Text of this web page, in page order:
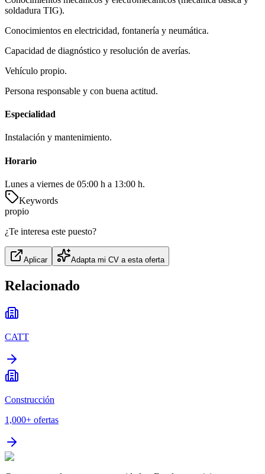
soldadura TIG).
Conocimientos en electricidad, fontanería y neumática.
Capacidad de diagnóstico y resolución de averías.
Vehículo propio.
Persona responsable y con buena actitud.
Especialidad
Instalación y mantenimiento.
Horario
Lunes a viernes de 05:00 h a 13:00 h.
Keywords
propio
¿Te interesa este puesto?
Aplicar Adapta mi CV a esta oferta
Relacionado
CATT
Construcción
1,000+ ofertas